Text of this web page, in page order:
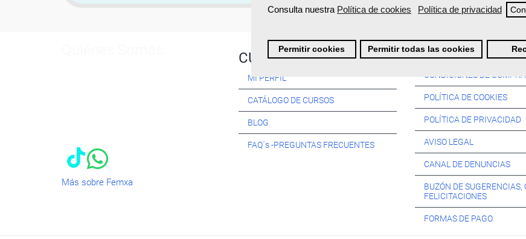
Consulta nuestra Política de cookies Política de privacidad
Permitir cookies Permitir todas las cookies
Más sobre Femxa
CURSOS:
MI PERFIL
CATÁLOGO DE CURSOS
BLOG
FAQ´s -PREGUNTAS FRECUENTES
Información:
CONDICIONES DE COMPRA
POLÍTICA DE COOKIES
POLÍTICA DE PRIVACIDAD
AVISO LEGAL
CANAL DE DENUNCIAS
BUZÓN DE SUGERENCIAS,
FELICITACIONES
FORMAS DE PAGO